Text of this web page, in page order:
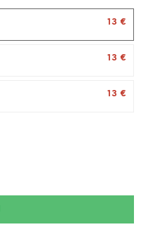
13 €
13 €
13 €